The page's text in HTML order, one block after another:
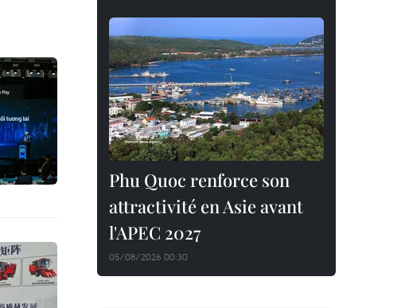
Phu Quoc renforce son
attractivité en Asie avant
l'APEC 2027
05/08/2026 00:30